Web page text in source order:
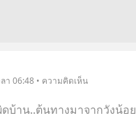
า 06:48 • ความคิดเห็น
บ้าน..ต้นทางมาจากวังน้อ